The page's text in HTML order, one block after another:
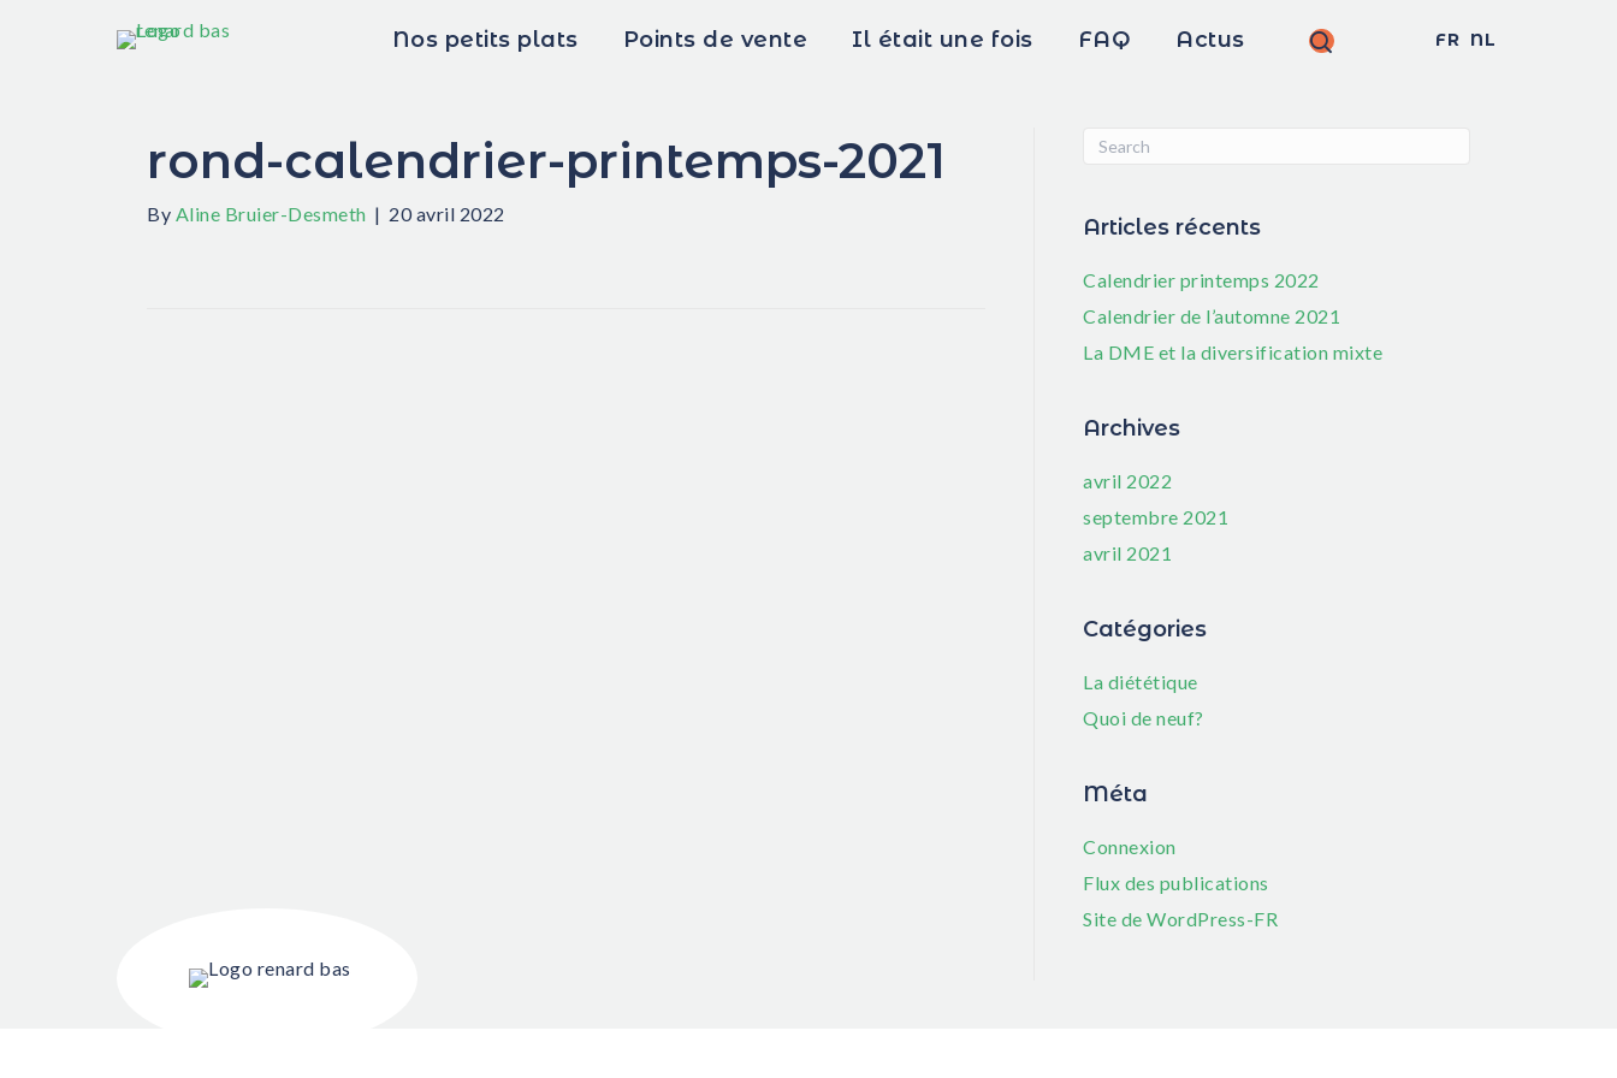
Nos petits plats Points de vente Il était une fois FAQ Actus FR NL
rond-calendrier-printemps-2021
By Aline Bruier-Desmeth | 20 avril 2022 Articles récents
Calendrier printemps 2022
Calendrier de l’automne 2021
La DME et la diversification mixte
Archives
avril 2022
septembre 2021
avril 2021
Catégories
La diététique
Quoi de neuf?
Méta
Connexion
Flux des publications
Site de WordPress-FR